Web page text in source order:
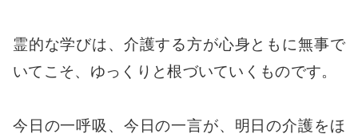
霊的な学びは、介護する方が心身ともに無事で
いてこそ、ゆっくりと根づいていくものです。
今日の一呼吸、今日の一言が、明日の介護をほ